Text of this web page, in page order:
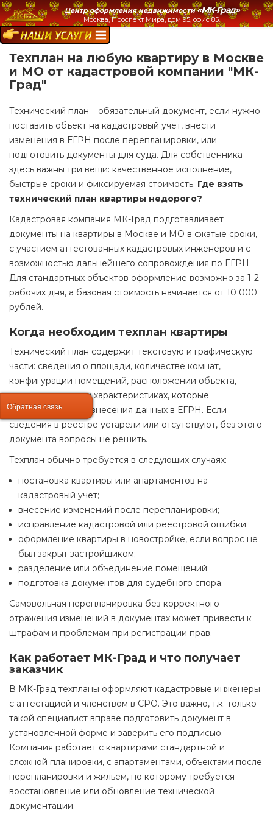
Центр оформления недвижимости «МК-Град»
Москва, Проспект Мира, дом 95, офис 85.
НАШИ УСЛУГИ:
Техплан на любую квартиру в Москве
и МО от кадастровой компании "МК-
Град"
Технический план – обязательный документ, если нужно
поставить объект на кадастровый учет, внести
изменения в ЕГРН после перепланировки, или
подготовить документы для суда. Для собственника
здесь важны три вещи: качественное исполнение,
быстрые сроки и фиксируемая стоимость. Где взять
технический план квартиры недорого?
Кадастровая компания МК-Град подготавливает
документы на квартиры в Москве и МО в сжатые сроки,
с участием аттестованных кадастровых инженеров и с
возможностью дальнейшего сопровождения по ЕГРН.
Для стандартных объектов оформление возможно за 1-2
рабочих дня, а базовая стоимость начинается от 10 000
рублей.
Когда необходим техплан квартиры
Технический план содержит текстовую и графическую
части: сведения о площади, количестве комнат,
конфигурации помещений, расположении объекта,
материалах и иных характеристиках, которые
используются для внесения данных в ЕГРН. Если
сведения в реестре устарели или отсутствуют, без этого
документа вопросы не решить.
Техплан обычно требуется в следующих случаях:
постановка квартиры или апартаментов на
кадастровый учет;
внесение изменений после перепланировки;
исправление кадастровой или реестровой ошибки;
оформление квартиры в новостройке, если вопрос не
был закрыт застройщиком;
разделение или объединение помещений;
подготовка документов для судебного спора.
Самовольная перепланировка без корректного
отражения изменений в документах может привести к
штрафам и проблемам при регистрации прав.
Как работает МК-Град и что получает
заказчик
В МК-Град техпланы оформляют кадастровые инженеры
с аттестацией и членством в СРО. Это важно, т.к. только
такой специалист вправе подготовить документ в
установленной форме и заверить его подписью.
Компания работает с квартирами стандартной и
сложной планировки, с апартаментами, объектами после
перепланировки и жильем, по которому требуется
восстановление или обновление технической
документации.
Обратная связь
Обратная связь